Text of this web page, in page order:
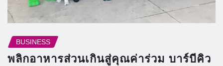
BUSINESS
พลิกอาหารส่วนเกินสู่คุณค่าร่วม บาร์บีคิว